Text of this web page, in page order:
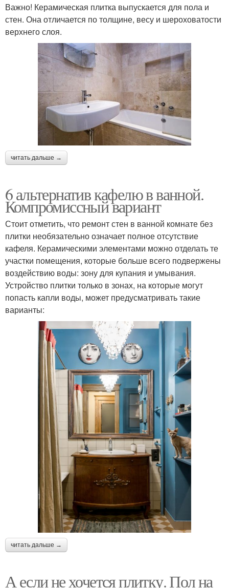
Важно! Керамическая плитка выпускается для пола и
стен. Она отличается по толщине, весу и шероховатости
верхнего слоя.
читать дальше →
6 альтернатив кафелю в ванной.
Компромиссный вариант
Стоит отметить, что ремонт стен в ванной комнате без
плитки необязательно означает полное отсутствие
кафеля. Керамическими элементами можно отделать те
участки помещения, которые больше всего подвержены
воздействию воды: зону для купания и умывания.
Устройство плитки только в зонах, на которые могут
попасть капли воды, может предусматривать такие
варианты:
читать дальше →
А если не хочется плитку. Пол на